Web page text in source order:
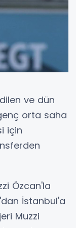
ve dün
orta saha
için
Özcan'la
İstanbul'a
Muzzi